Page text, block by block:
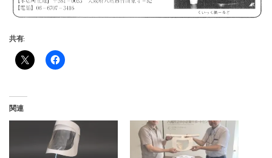
共有:
関連